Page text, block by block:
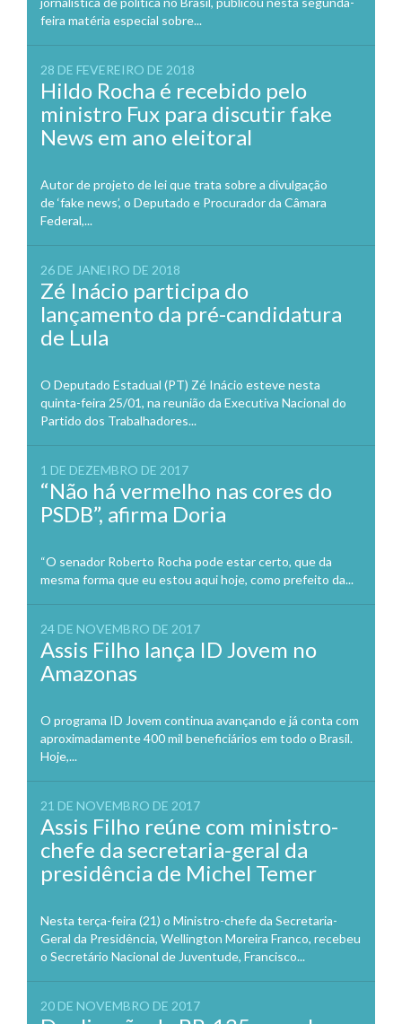
feira matéria especial sobre...
28 DE FEVEREIRO DE 2018
Hildo Rocha é recebido pelo
ministro Fux para discutir fake
News em ano eleitoral
Autor de projeto de lei que trata sobre a divulgação
de ‘fake news’, o Deputado e Procurador da Câmara
Federal,...
26 DE JANEIRO DE 2018
Zé Inácio participa do
lançamento da pré-candidatura
de Lula
O Deputado Estadual (PT) Zé Inácio esteve nesta
quinta-feira 25/01, na reunião da Executiva Nacional do
Partido dos Trabalhadores...
1 DE DEZEMBRO DE 2017
“Não há vermelho nas cores do
PSDB”, afirma Doria
“O senador Roberto Rocha pode estar certo, que da
mesma forma que eu estou aqui hoje, como prefeito da...
24 DE NOVEMBRO DE 2017
Assis Filho lança ID Jovem no
Amazonas
O programa ID Jovem continua avançando e já conta com
aproximadamente 400 mil beneficiários em todo o Brasil.
Hoje,...
21 DE NOVEMBRO DE 2017
Assis Filho reúne com ministro-
chefe da secretaria-geral da
presidência de Michel Temer
Nesta terça-feira (21) o Ministro-chefe da Secretaria-
Geral da Presidência, Wellington Moreira Franco, recebeu
o Secretário Nacional de Juventude, Francisco...
20 DE NOVEMBRO DE 2017